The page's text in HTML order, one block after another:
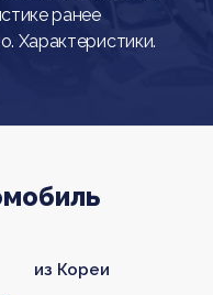
ранее
Характеристики.
из Кореи